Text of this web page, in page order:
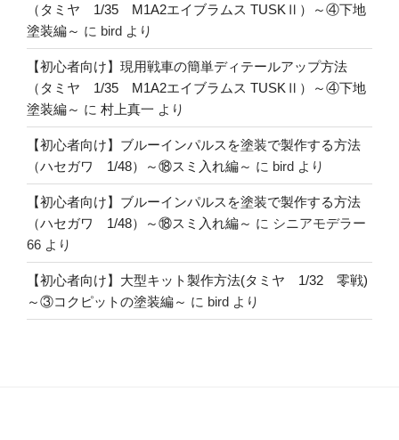
（タミヤ 1/35 M1A2エイブラムス TUSKⅡ）～④下地
塗装編～ に bird より
【初心者向け】現用戦車の簡単ディテールアップ方法
（タミヤ 1/35 M1A2エイブラムス TUSKⅡ）～④下地
塗装編～ に 村上真一 より
【初心者向け】ブルーインパルスを塗装で製作する方法
（ハセガワ 1/48）～⑱スミ入れ編～ に bird より
【初心者向け】ブルーインパルスを塗装で製作する方法
（ハセガワ 1/48）～⑱スミ入れ編～ に シニアモデラー
66 より
【初心者向け】大型キット製作方法(タミヤ 1/32 零戦)
～③コクピットの塗装編～ に bird より